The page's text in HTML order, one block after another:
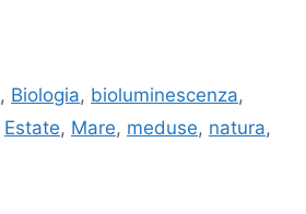
, Biologia, bioluminescenza,
Estate, Mare, meduse, natura,